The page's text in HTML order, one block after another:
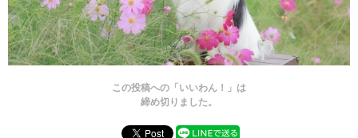
この投稿への「いいわん！」は
締め切りました。